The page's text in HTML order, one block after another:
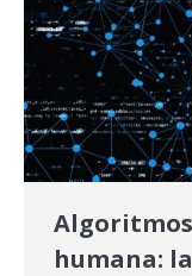
humana: